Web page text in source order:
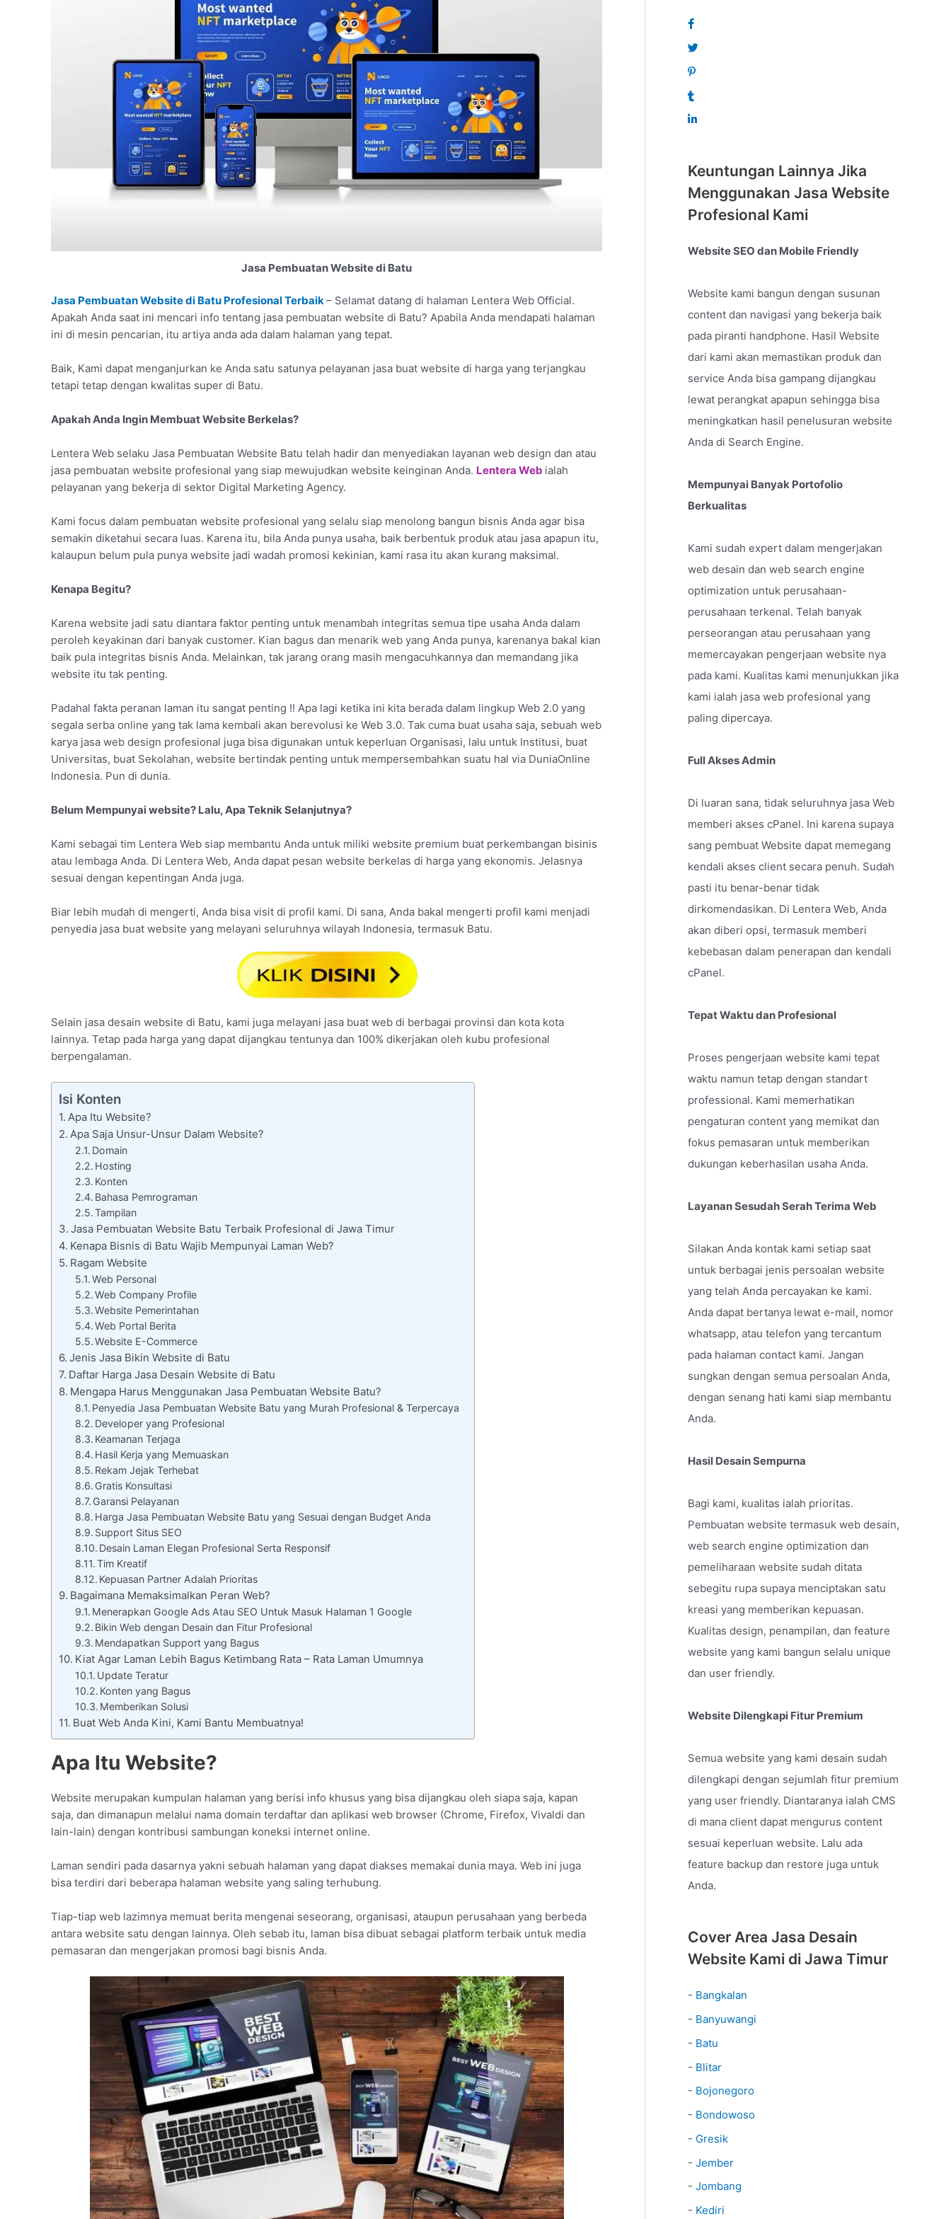
Jasa Pembuatan Website di Batu
Jasa Pembuatan Website di Batu Profesional Terbaik– Selamat datang di halaman Lentera Web Official.
Apakah Anda saat ini mencari info tentang jasa pembuatan website di Batu? Apabila Anda mendapati halaman
ini di mesin pencarian, itu artiya anda ada dalam halaman yang tepat.
Baik, Kami dapat menganjurkan ke Anda satu satunya pelayanan jasa buat website di harga yang terjangkau
tetapi tetap dengan kwalitas super di Batu.
Apakah Anda Ingin Membuat Website Berkelas?
Lentera Web selaku Jasa Pembuatan Website Batu telah hadir dan menyediakan layanan web design dan atau
jasa pembuatan website profesional yang siap mewujudkan website keinginan Anda. Lentera Web ialah
pelayanan yang bekerja di sektor Digital Marketing Agency.
Kami focus dalam pembuatan website profesional yang selalu siap menolong bangun bisnis Anda agar bisa
semakin diketahui secara luas. Karena itu, bila Anda punya usaha, baik berbentuk produk atau jasa apapun itu,
kalaupun belum pula punya website jadi wadah promosi kekinian, kami rasa itu akan kurang maksimal.
Kenapa Begitu?
Karena website jadi satu diantara faktor penting untuk menambah integritas semua tipe usaha Anda dalam
peroleh keyakinan dari banyak customer. Kian bagus dan menarik web yang Anda punya, karenanya bakal kian
baik pula integritas bisnis Anda. Melainkan, tak jarang orang masih mengacuhkannya dan memandang jika
website itu tak penting.
Padahal fakta peranan laman itu sangat penting !! Apa lagi ketika ini kita berada dalam lingkup Web 2.0 yang
segala serba online yang tak lama kembali akan berevolusi ke Web 3.0. Tak cuma buat usaha saja, sebuah web
karya jasa web design profesional juga bisa digunakan untuk keperluan Organisasi, lalu untuk Institusi, buat
Universitas, buat Sekolahan, website bertindak penting untuk mempersembahkan suatu hal via DuniaOnline
Indonesia. Pun di dunia.
Belum Mempunyai website? Lalu, Apa Teknik Selanjutnya?
Kami sebagai tim Lentera Web siap membantu Anda untuk miliki website premium buat perkembangan bisinis
atau lembaga Anda. Di Lentera Web, Anda dapat pesan website berkelas di harga yang ekonomis. Jelasnya
sesuai dengan kepentingan Anda juga.
Biar lebih mudah di mengerti, Anda bisa visit di profil kami. Di sana, Anda bakal mengerti profil kami menjadi
penyedia jasa buat website yang melayani seluruhnya wilayah Indonesia, termasuk Batu.
Selain jasa desain website di Batu, kami juga melayani jasa buat web di berbagai provinsi dan kota kota
lainnya. Tetap pada harga yang dapat dijangkau tentunya dan 100% dikerjakan oleh kubu profesional
berpengalaman.
Isi Konten
Apa Itu Website?
Apa Saja Unsur-Unsur Dalam Website?
Domain
Hosting
Konten
Bahasa Pemrograman
Tampilan
Jasa Pembuatan Website Batu Terbaik Profesional di Jawa Timur
Kenapa Bisnis di Batu Wajib Mempunyai Laman Web?
Ragam Website
Web Personal
Web Company Profile
Website Pemerintahan
Web Portal Berita
Website E-Commerce
Jenis Jasa Bikin Website di Batu
Daftar Harga Jasa Desain Website di Batu
Mengapa Harus Menggunakan Jasa Pembuatan Website Batu?
Penyedia Jasa Pembuatan Website Batu yang Murah Profesional & Terpercaya
Developer yang Profesional
Keamanan Terjaga
Hasil Kerja yang Memuaskan
Rekam Jejak Terhebat
Gratis Konsultasi
Garansi Pelayanan
Harga Jasa Pembuatan Website Batu yang Sesuai dengan Budget Anda
Support Situs SEO
Desain Laman Elegan Profesional Serta Responsif
Tim Kreatif
Kepuasan Partner Adalah Prioritas
Bagaimana Memaksimalkan Peran Web?
Menerapkan Google Ads Atau SEO Untuk Masuk Halaman 1 Google
Bikin Web dengan Desain dan Fitur Profesional
Mendapatkan Support yang Bagus
Kiat Agar Laman Lebih Bagus Ketimbang Rata – Rata Laman Umumnya
Update Teratur
Konten yang Bagus
Memberikan Solusi
Buat Web Anda Kini, Kami Bantu Membuatnya!
Apa Itu Website?
Website merupakan kumpulan halaman yang berisi info khusus yang bisa dijangkau oleh siapa saja, kapan
saja, dan dimanapun melalui nama domain terdaftar dan aplikasi web browser (Chrome, Firefox, Vivaldi dan
lain-lain) dengan kontribusi sambungan koneksi internet online.
Laman sendiri pada dasarnya yakni sebuah halaman yang dapat diakses memakai dunia maya. Web ini juga
bisa terdiri dari beberapa halaman website yang saling terhubung.
Tiap-tiap web lazimnya memuat berita mengenai seseorang, organisasi, ataupun perusahaan yang berbeda
antara website satu dengan lainnya. Oleh sebab itu, laman bisa dibuat sebagai platform terbaik untuk media
pemasaran dan mengerjakan promosi bagi bisnis Anda.
Keuntungan Lainnya Jika
Menggunakan Jasa Website
Profesional Kami
Website SEO dan Mobile Friendly
Website kami bangun dengan susunan
content dan navigasi yang bekerja baik
pada piranti handphone. Hasil Website
dari kami akan memastikan produk dan
service Anda bisa gampang dijangkau
lewat perangkat apapun sehingga bisa
meningkatkan hasil penelusuran website
Anda di Search Engine.
Mempunyai Banyak Portofolio
Berkualitas
Kami sudah expert dalam mengerjakan
web desain dan web search engine
optimization untuk perusahaan-
perusahaan terkenal. Telah banyak
perseorangan atau perusahaan yang
memercayakan pengerjaan website nya
pada kami. Kualitas kami menunjukkan jika
kami ialah jasa web profesional yang
paling dipercaya.
Full Akses Admin
Di luaran sana, tidak seluruhnya jasa Web
memberi akses cPanel. Ini karena supaya
sang pembuat Website dapat memegang
kendali akses client secara penuh. Sudah
pasti itu benar-benar tidak
dirkomendasikan. Di Lentera Web, Anda
akan diberi opsi, termasuk memberi
kebebasan dalam penerapan dan kendali
cPanel.
Tepat Waktu dan Profesional
Proses pengerjaan website kami tepat
waktu namun tetap dengan standart
professional. Kami memerhatikan
pengaturan content yang memikat dan
fokus pemasaran untuk memberikan
dukungan keberhasilan usaha Anda.
Layanan Sesudah Serah Terima Web
Silakan Anda kontak kami setiap saat
untuk berbagai jenis persoalan website
yang telah Anda percayakan ke kami.
Anda dapat bertanya lewat e-mail, nomor
whatsapp, atau telefon yang tercantum
pada halaman contact kami. Jangan
sungkan dengan semua persoalan Anda,
dengan senang hati kami siap membantu
Anda.
Hasil Desain Sempurna
Bagi kami, kualitas ialah prioritas.
Pembuatan website termasuk web desain,
web search engine optimization dan
pemeliharaan website sudah ditata
sebegitu rupa supaya menciptakan satu
kreasi yang memberikan kepuasan.
Kualitas design, penampilan, dan feature
website yang kami bangun selalu unique
dan user friendly.
Website Dilengkapi Fitur Premium
Semua website yang kami desain sudah
dilengkapi dengan sejumlah fitur premium
yang user friendly. Diantaranya ialah CMS
di mana client dapat mengurus content
sesuai keperluan website. Lalu ada
feature backup dan restore juga untuk
Anda.
Cover Area Jasa Desain
Website Kami di Jawa Timur
- Bangkalan
- Banyuwangi
- Batu
- Blitar
- Bojonegoro
- Bondowoso
- Gresik
- Jember
- Jombang
- Kediri